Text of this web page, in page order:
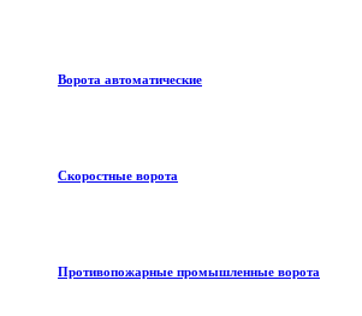
Ворота автоматические
Скоростные ворота
Противопожарные промышленные ворота